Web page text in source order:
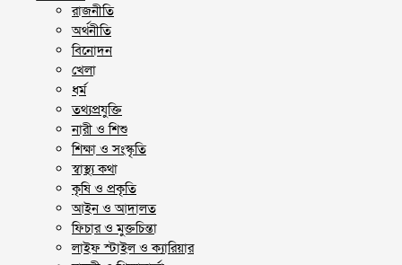
রাজনীতি
অর্থনীতি
বিনোদন
খেলা
ধর্ম
তথ্যপ্রযুক্তি
নারী ও শিশু
শিক্ষা ও সংস্কৃতি
স্বাস্থ্য কথা
কৃষি ও প্রকৃতি
আইন ও আদালত
ফিচার ও মুক্তচিন্তা
লাইফ স্টাইল ও ক্যারিয়ার